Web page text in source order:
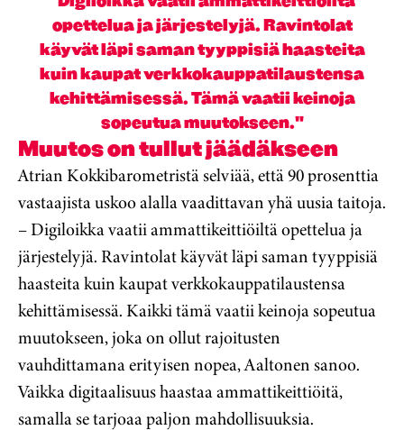
opettelua ja järjestelyjä. Ravintolat
käyvät läpi saman tyyppisiä haasteita
kuin kaupat verkkokauppatilaustensa
kehittämisessä. Tämä vaatii keinoja
sopeutua muutokseen."
Muutos on tullut jäädäkseen
Atrian Kokkibarometristä selviää, että 90 prosenttia
vastaajista uskoo alalla vaadittavan yhä uusia taitoja.
– Digiloikka vaatii ammattikeittiöiltä opettelua ja
järjestelyjä. Ravintolat käyvät läpi saman tyyppisiä
haasteita kuin kaupat verkkokauppatilaustensa
kehittämisessä. Kaikki tämä vaatii keinoja sopeutua
muutokseen, joka on ollut rajoitusten
vauhdittamana erityisen nopea, Aaltonen sanoo.
Vaikka digitaalisuus haastaa ammattikeittiöitä,
samalla se tarjoaa paljon mahdollisuuksia.